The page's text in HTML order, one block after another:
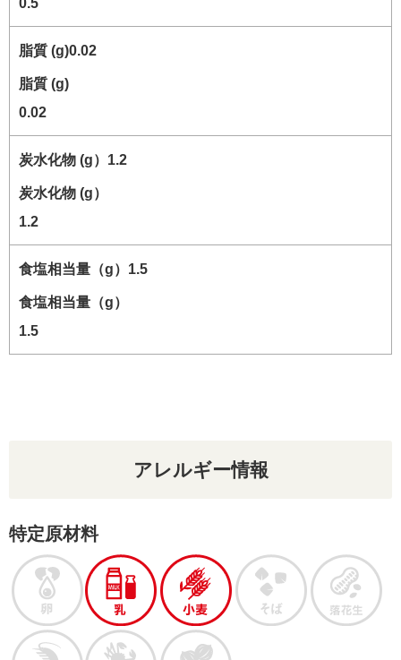
脂質 (g)
0.02
炭水化物 (g）
1.2
食塩相当量（g）
1.5
アレルギー情報
特定原材料